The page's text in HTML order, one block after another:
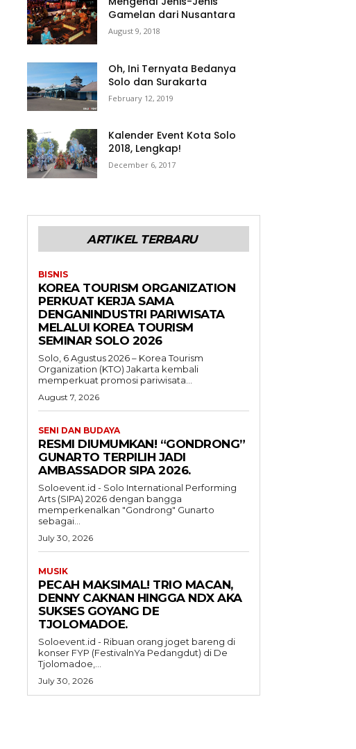
Gamelan dari Nusantara
August 9, 2018
Oh, Ini Ternyata Bedanya
Solo dan Surakarta
February 12, 2019
Kalender Event Kota Solo
2018, Lengkap!
December 6, 2017
ARTIKEL TERBARU
BISNIS
KOREA TOURISM ORGANIZATION
PERKUAT KERJA SAMA
DENGANINDUSTRI PARIWISATA
MELALUI KOREA TOURISM
SEMINAR SOLO 2026
Solo, 6 Agustus 2026 – Korea Tourism
Organization (KTO) Jakarta kembali
memperkuat promosi pariwisata...
August 7, 2026
SENI DAN BUDAYA
RESMI DIUMUMKAN! “GONDRONG”
GUNARTO TERPILIH JADI
AMBASSADOR SIPA 2026.
Soloevent.id - Solo International Performing
Arts (SIPA) 2026 dengan bangga
memperkenalkan "Gondrong" Gunarto
sebagai...
July 30, 2026
MUSIK
PECAH MAKSIMAL! TRIO MACAN,
DENNY CAKNAN HINGGA NDX AKA
SUKSES GOYANG DE
TJOLOMADOE.
Soloevent.id - Ribuan orang joget bareng di
konser FYP (FestivalnYa Pedangdut) di De
Tjolomadoe,...
July 30, 2026